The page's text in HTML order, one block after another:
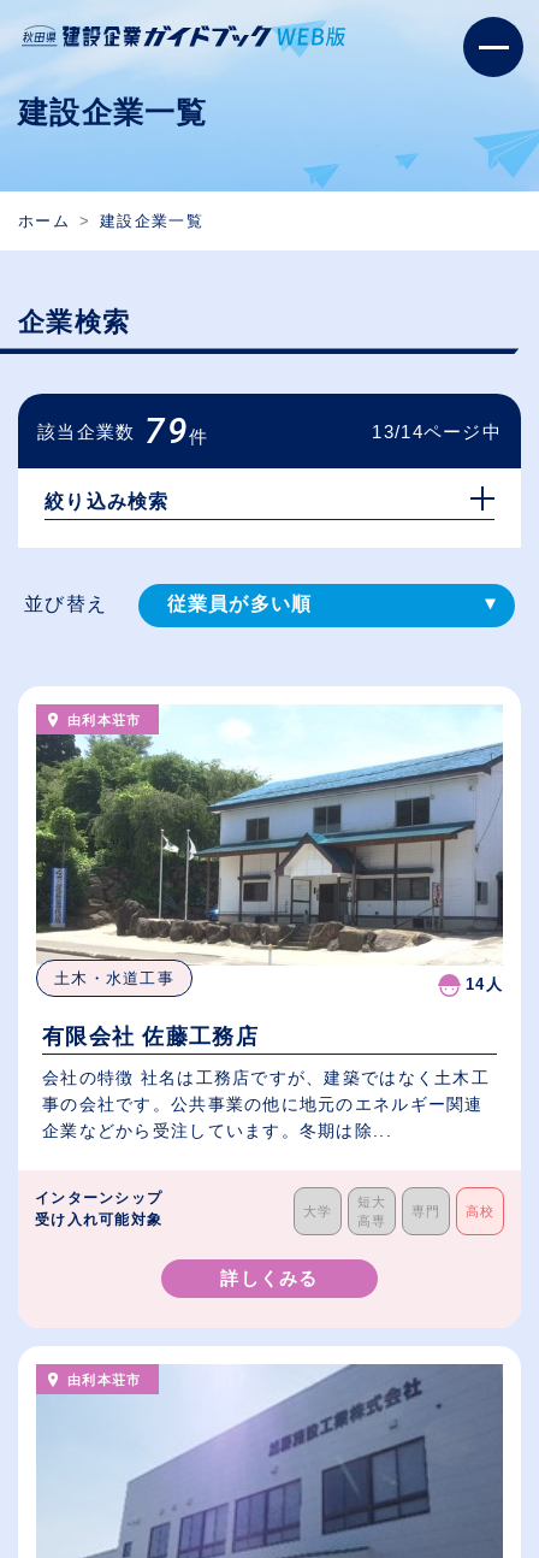
建設企業一覧
ホーム 建設企業一覧
企業検索
該当企業数 79件 13/14ページ中
絞り込み検索
並び替え 従業員が多い順
（⾼卒の給与を基準）
休日数が多い順
由利本荘市
土木・水道工事 14人
有限会社 佐藤工務店
会社の特徴 社名は工務店ですが、建築ではなく土木工
事の会社です。公共事業の他に地元のエネルギー関連
企業などから受注しています。冬期は除...
インターンシップ
受け入れ可能対象
大学
短大
高専
専門 高校
詳しくみる
由利本荘市